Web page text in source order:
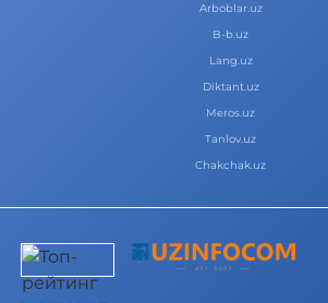
Arboblar.uz
B-b.uz
Lang.uz
Diktant.uz
Meros.uz
Tanlov.uz
Chakchak.uz